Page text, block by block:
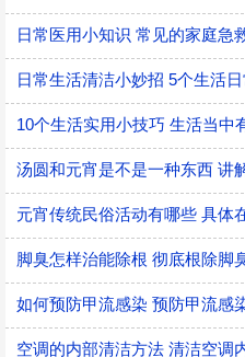
日常医用小知识 常见的家庭急
脚臭怎样治能除根 彻底根除脚
如何预防甲流感染 预防甲流感
空调的内部清洁方法 清洁空调